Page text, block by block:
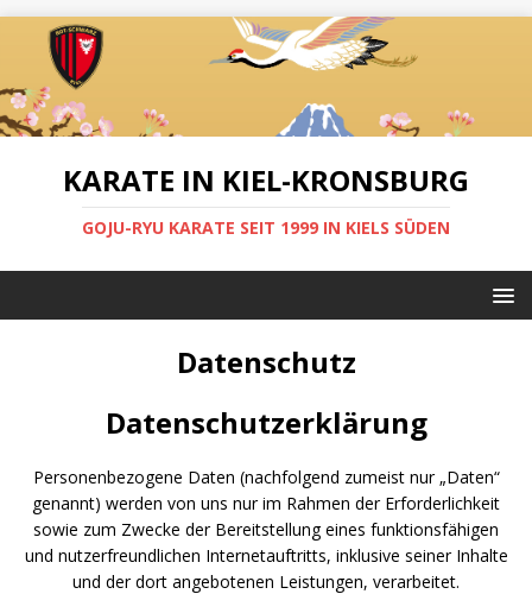
KARATE IN KIEL-KRONSBURG
GOJU-RYU KARATE SEIT 1999 IN KIELS SÜDEN
Datenschutz
Datenschutzerklärung
Personenbezogene Daten (nachfolgend zumeist nur „Daten“
genannt) werden von uns nur im Rahmen der Erforderlichkeit
sowie zum Zwecke der Bereitstellung eines funktionsfähigen
und nutzerfreundlichen Internetauftritts, inklusive seiner Inhalte
und der dort angebotenen Leistungen, verarbeitet.